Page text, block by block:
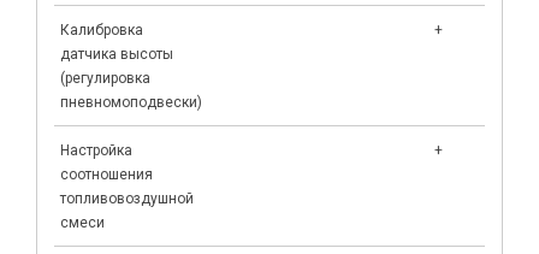
Калибровка
датчика высоты
(регулировка
пневномоподвески)
+
Настройка
соотношения
топливовоздушной
смеси
+